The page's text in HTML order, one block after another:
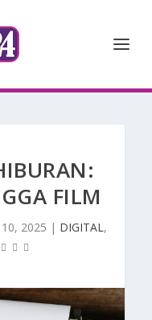
FILM
10, 2025 | DIGITAL,